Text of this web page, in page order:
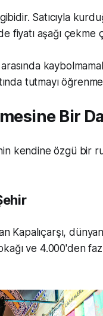
Satıcıyla
fiyatı aşağı çekme
tutmayı
Bir
kendine özgü bir
Kapalıçarşı,
ve 4.000'den